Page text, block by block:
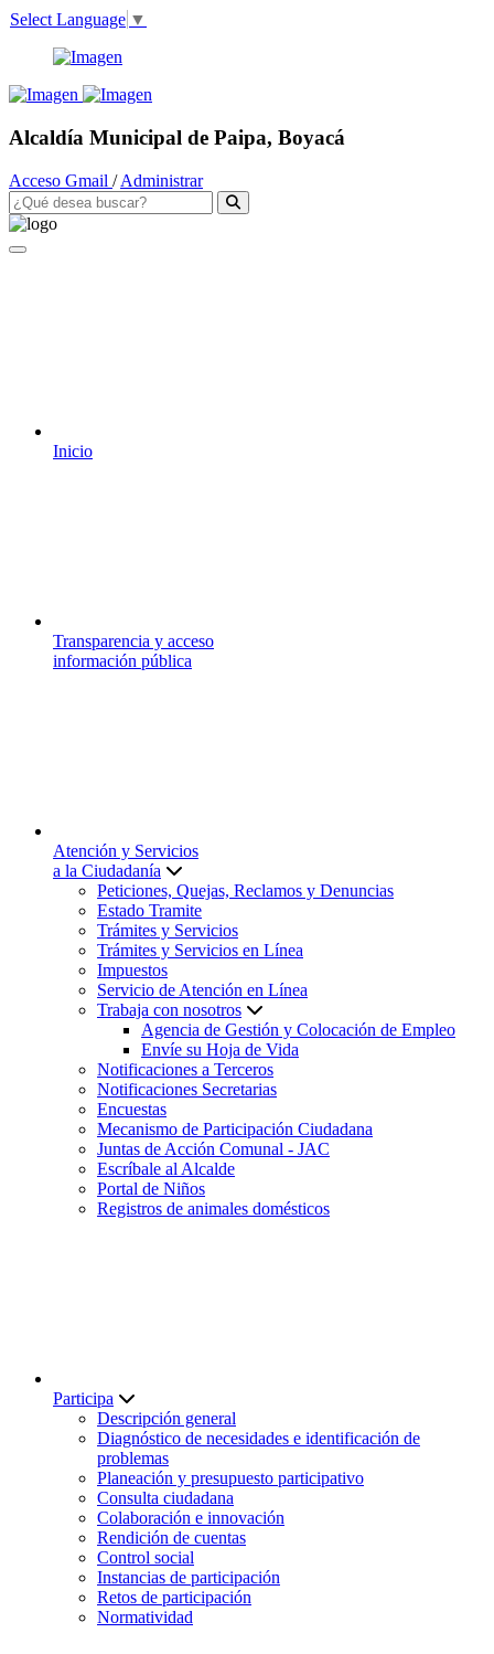
Select Language ▼
Alcaldía Municipal de Paipa, Boyacá
Acceso Gmail /Administrar
Inicio
Transparencia y acceso
información pública
Atención y Servicios
a la Ciudadanía
Peticiones, Quejas, Reclamos y Denuncias
Estado Tramite
Trámites y Servicios
Trámites y Servicios en Línea
Impuestos
Servicio de Atención en Línea
Trabaja con nosotros
Agencia de Gestión y Colocación de Empleo
Envíe su Hoja de Vida
Notificaciones a Terceros
Notificaciones Secretarias
Encuestas
Mecanismo de Participación Ciudadana
Juntas de Acción Comunal - JAC
Escríbale al Alcalde
Portal de Niños
Registros de animales domésticos
Participa
Descripción general
Diagnóstico de necesidades e identificación de
problemas
Planeación y presupuesto participativo
Consulta ciudadana
Colaboración e innovación
Rendición de cuentas
Control social
Instancias de participación
Retos de participación
Normatividad